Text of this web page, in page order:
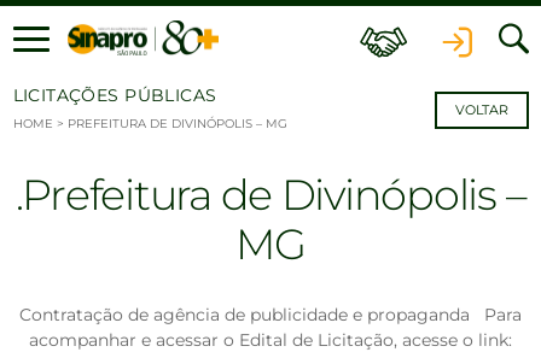
Ir para o conteúdo
LICITAÇÕES PÚBLICAS
HOME > PREFEITURA DE DIVINÓPOLIS – MG
VOLTAR
Prefeitura de Divinópolis –
MG
Contratação de agência de publicidade e propaganda Para
acompanhar e acessar o Edital de Licitação, acesse o link: